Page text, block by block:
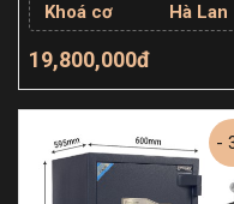
Khoá cơ
Hà Lan
19,800,000đ
Thêm giỏ hàng
-